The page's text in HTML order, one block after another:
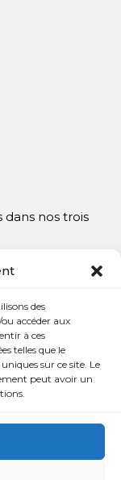
des
accéder aux
à ces
telles que le
sur ce site. Le
peut avoir un
nos trois